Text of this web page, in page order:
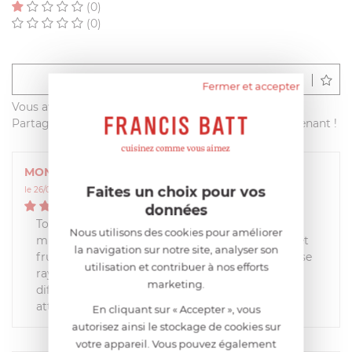
(0)
(0)
Déposer un avis
Vous avez acheté ce produit sur francisbatt.com ?
Partagez votre avis avec les autres clients dès maintenant !
MONIQUE
le 26/05/2021 à 15:00:48
Tous les jours je me sers du robot pour de
multiples préparations viandes, légumes, fruits et
fruits secs (noisettes amandes……) le bol fini par se
rayer et un deuxième permet de combiné
différentes textures sans mélanger les gouts en
attendant de le laver
Fermer et accepter
Faites un choix pour vos
données
Nous utilisons des cookies pour améliorer
la navigation sur notre site, analyser son
utilisation et contribuer à nos efforts
marketing.
En cliquant sur « Accepter », vous
autorisez ainsi le stockage de cookies sur
votre appareil. Vous pouvez également